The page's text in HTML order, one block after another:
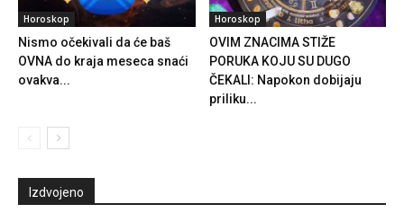
Horoskop
Nismo očekivali da će baš
OVNA do kraja meseca snaći
ovakva...
Horoskop
OVIM ZNACIMA STIŽE
PORUKA KOJU SU DUGO
ČEKALI: Napokon dobijaju
priliku...
Izdvojeno